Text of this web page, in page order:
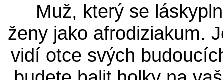
Muž, který se
ženy jako afrodiziakum.
vidí otce svých